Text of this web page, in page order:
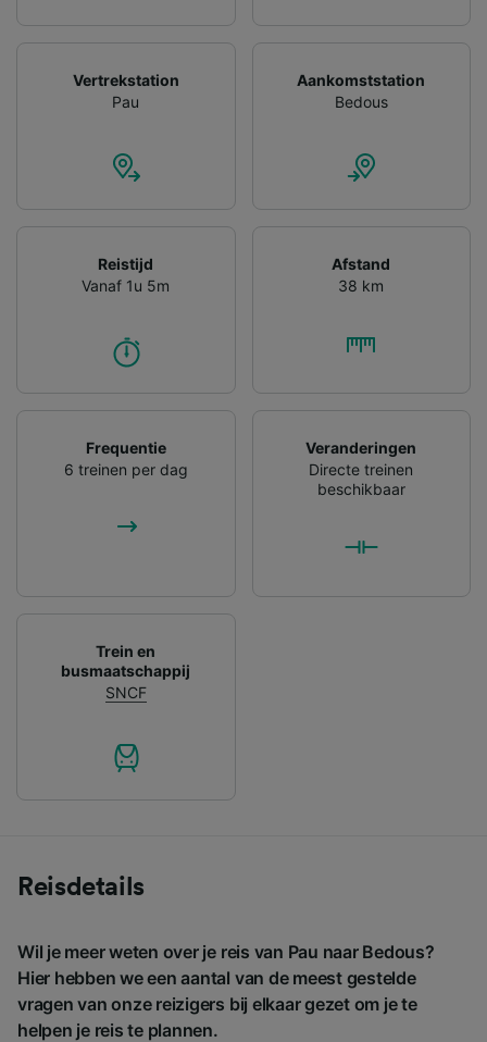
Vertrekstation
Pau
Aankomststation
Bedous
Reistijd
Vanaf 1u 5m
Afstand
38 km
Frequentie
6 treinen per dag
Veranderingen
Directe treinen
beschikbaar
Trein en
busmaatschappij
SNCF
Reisdetails
Wil je meer weten over je reis van Pau naar Bedous?
Hier hebben we een aantal van de meest gestelde
vragen van onze reizigers bij elkaar gezet om je te
helpen je reis te plannen.